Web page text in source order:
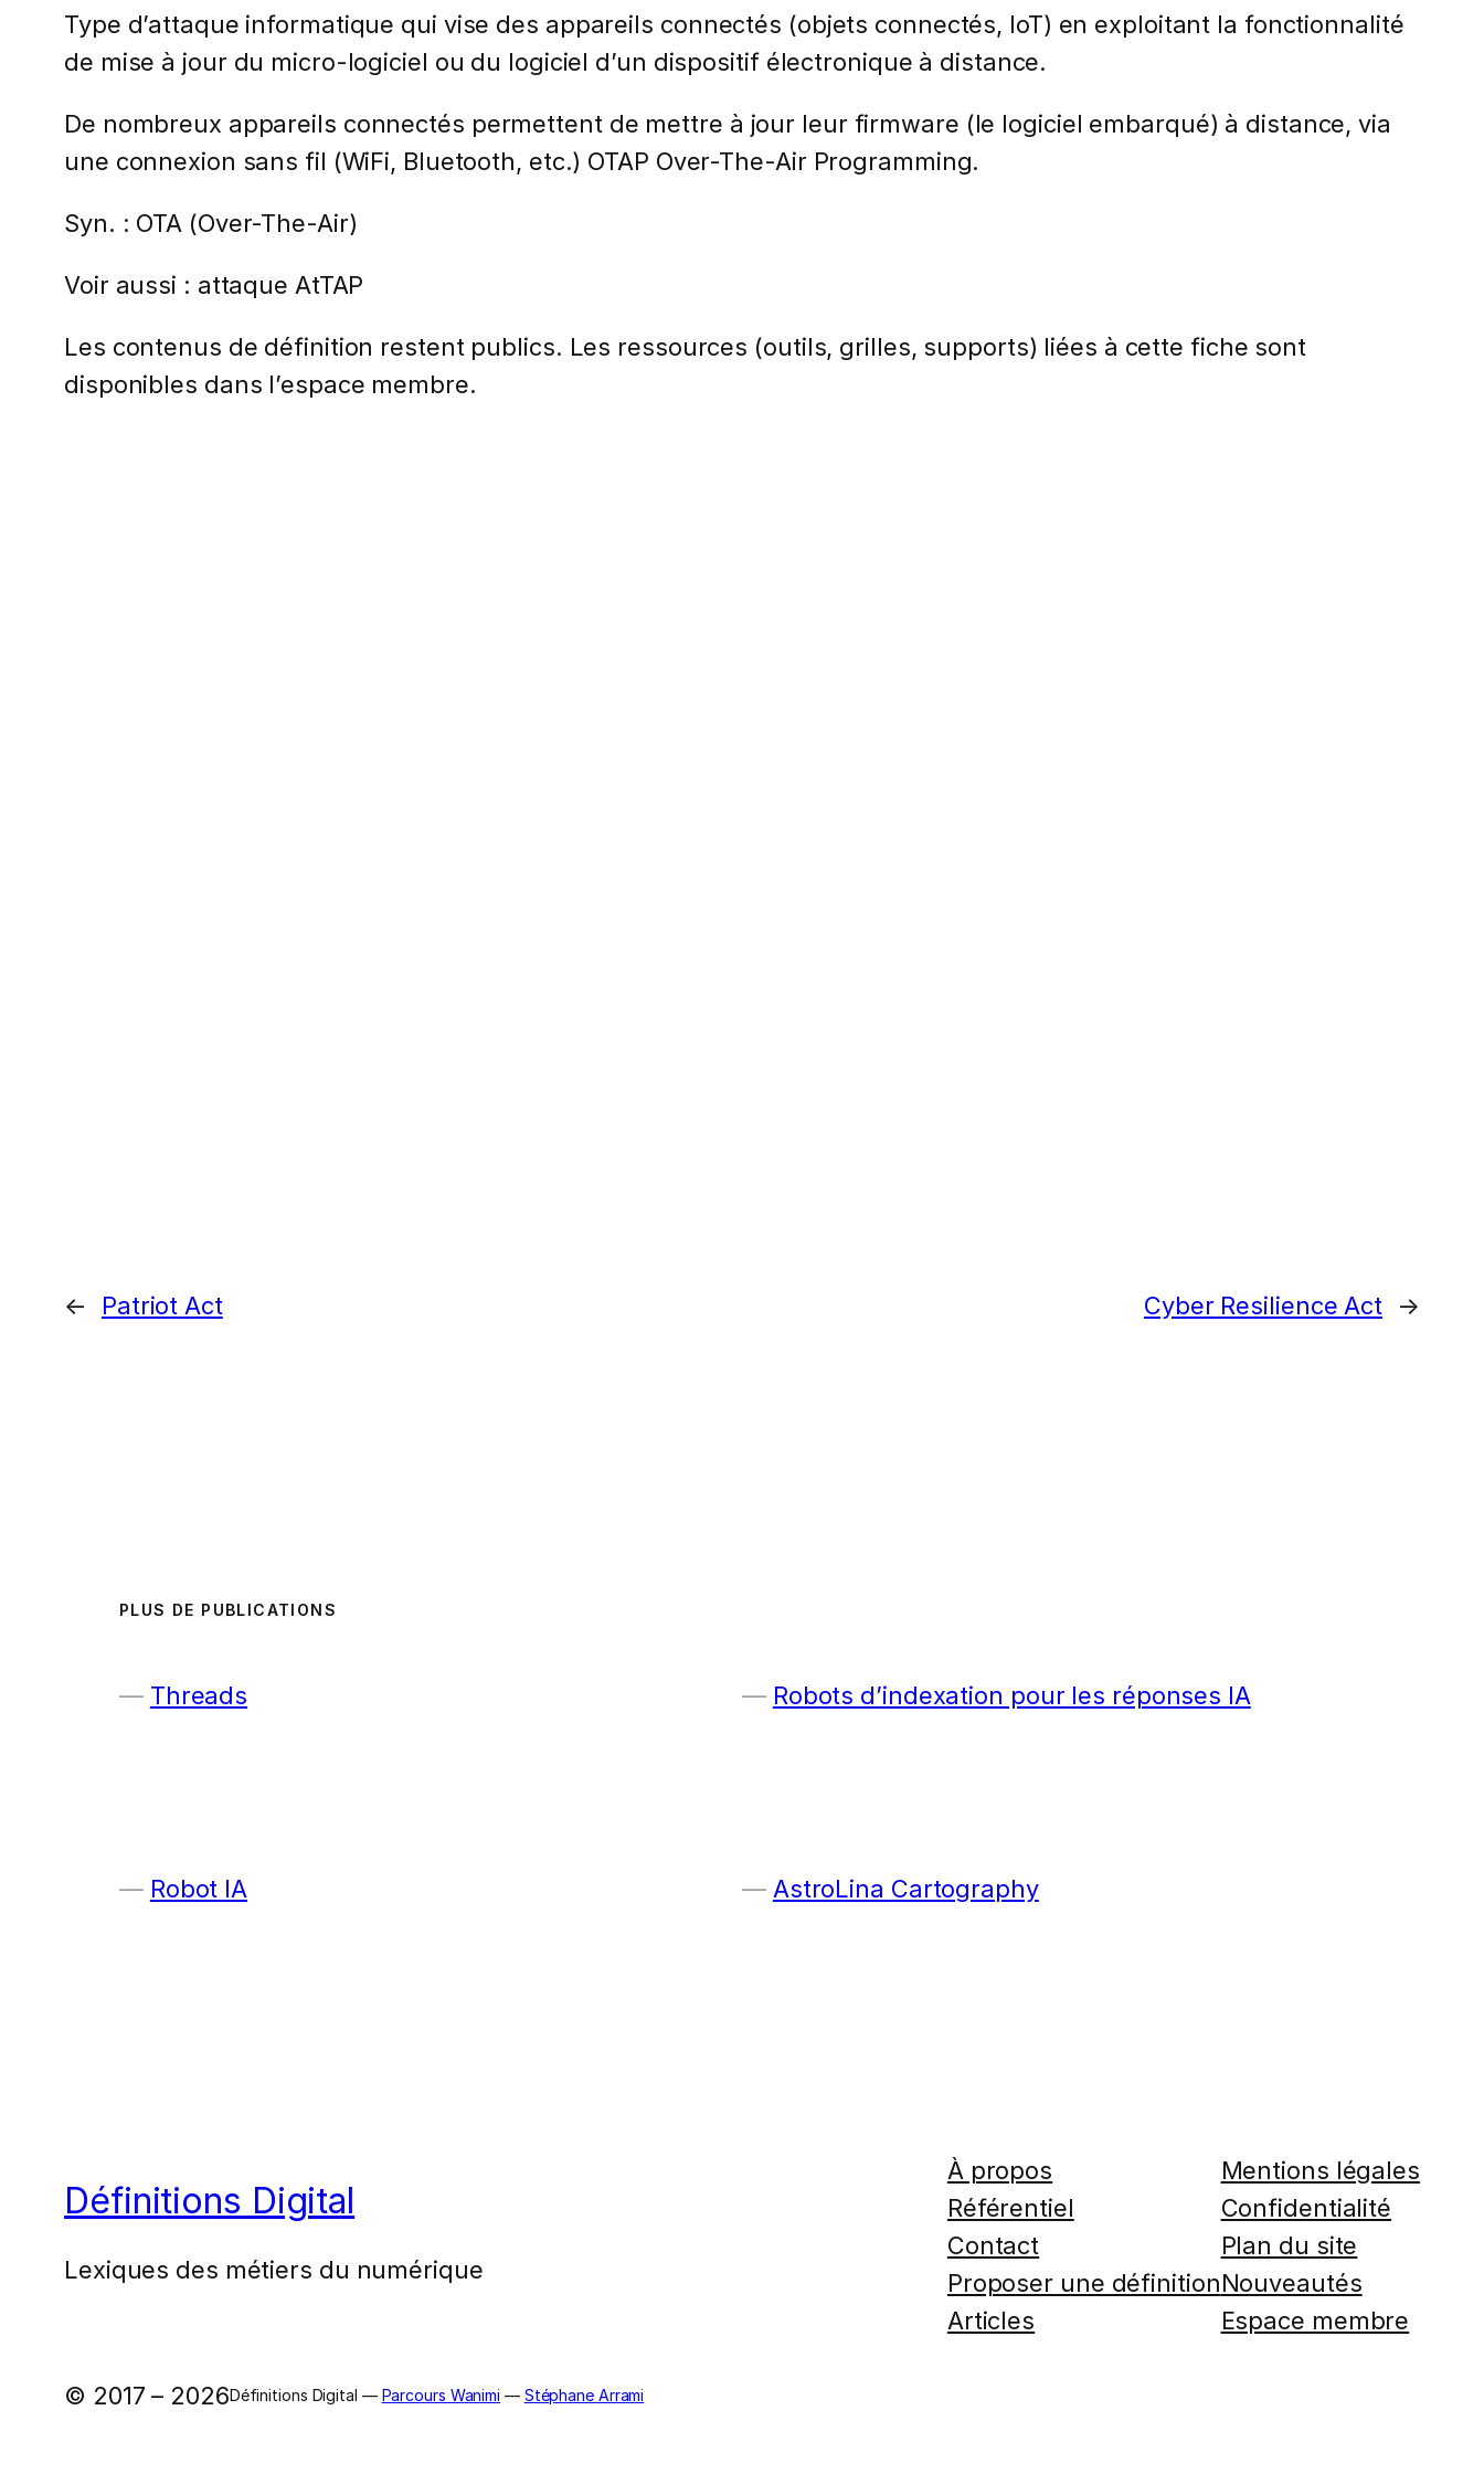
Type d’attaque informatique qui vise des appareils connectés (objets connectés, IoT) en exploitant la fonctionnalité
de mise à jour du micro-logiciel ou du logiciel d’un dispositif électronique à distance.
De nombreux appareils connectés permettent de mettre à jour leur firmware (le logiciel embarqué) à distance, via
une connexion sans fil (WiFi, Bluetooth, etc.) OTAP Over-The-Air Programming.
Syn. : OTA (Over-The-Air)
Voir aussi : attaque AtTAP
Les contenus de définition restent publics. Les ressources (outils, grilles, supports) liées à cette fiche sont
disponibles dans l’espace membre.
← Patriot Act Cyber Resilience Act →
PLUS DE PUBLICATIONS
Threads Robots d’indexation pour les réponses IA
Robot IA AstroLina Cartography
Définitions Digital
Lexiques des métiers du numérique
À propos
Référentiel
Contact
Proposer une définition
Articles
Mentions légales
Confidentialité
Plan du site
Nouveautés
Espace membre
© 2017 – 2026Définitions Digital — Parcours Wanimi — Stéphane Arrami